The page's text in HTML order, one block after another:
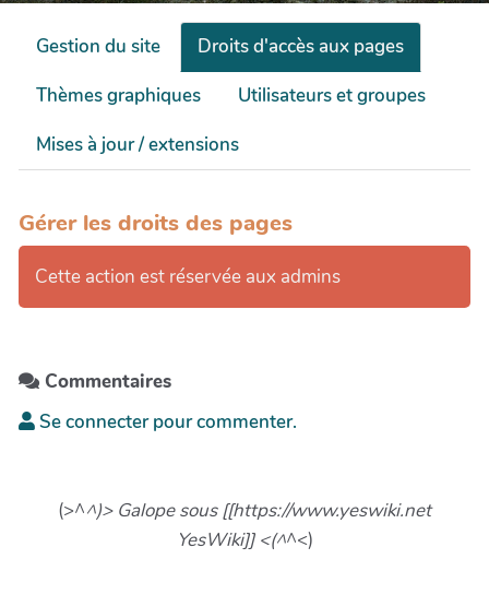
Gestion du site
Droits d'accès aux pages
Thèmes graphiques
Utilisateurs et groupes
Mises à jour / extensions
Gérer les droits des pages
Cette action est réservée aux admins
Commentaires
Se connecter pour commenter.
(>^^)> Galope sous [[https://www.yeswiki.net
YesWiki]] <(^^<)